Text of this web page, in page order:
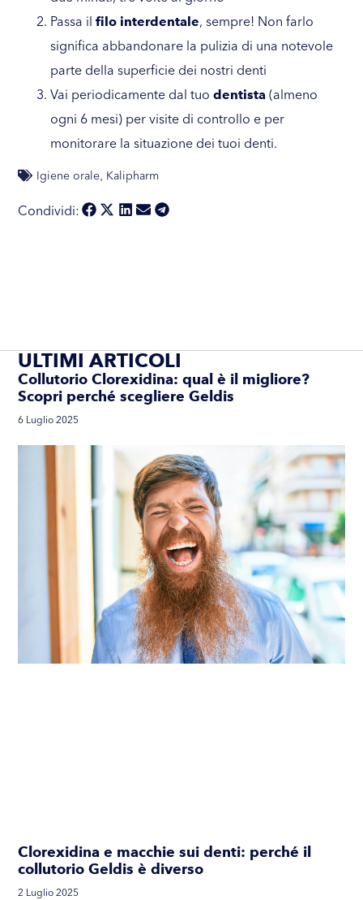
Passa ilfilo interdentale, sempre! Non farlo
significa abbandonare la pulizia di una notevole
parte della superficie dei nostri denti
Vai periodicamente dal tuodentista (almeno
ogni 6 mesi) per visite di controllo e per
monitorare la situazione dei tuoi denti.
Igiene orale Kalipharm
Condividi:
ULTIMI ARTICOLI
Collutorio Clorexidina: qual è il migliore?
Scopri perché scegliere Geldis
6 Luglio 2025
Clorexidina e macchie sui denti: perché il
collutorio Geldis è diverso
2 Luglio 2025